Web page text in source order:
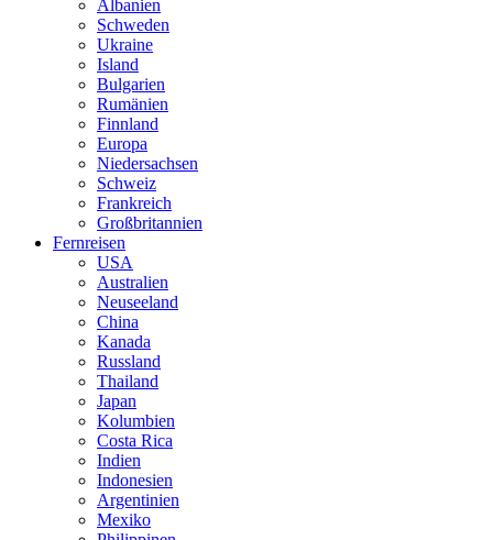
Albanien
Schweden
Ukraine
Island
Bulgarien
Rumänien
Finnland
Europa
Niedersachsen
Schweiz
Frankreich
Großbritannien
Fernreisen
USA
Australien
Neuseeland
China
Kanada
Russland
Thailand
Japan
Kolumbien
Costa Rica
Indien
Indonesien
Argentinien
Mexiko